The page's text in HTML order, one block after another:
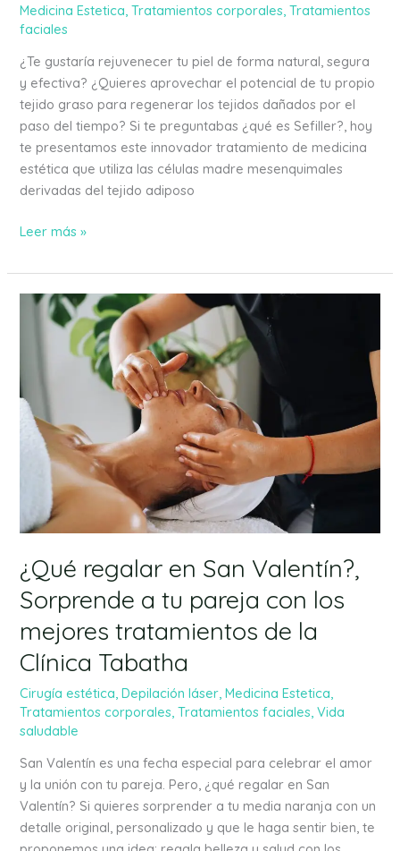
Medicina Estetica ,Tratamientos corporales ,Tratamientos
faciales
¿Te gustaría rejuvenecer tu piel de forma natural, segura
y efectiva? ¿Quieres aprovechar el potencial de tu propio
tejido graso para regenerar los tejidos dañados por el
paso del tiempo? Si te preguntabas ¿qué es Sefiller?, hoy
te presentamos este innovador tratamiento de medicina
estética que utiliza las células madre mesenquimales
derivadas del tejido adiposo
Leer más »
¿Qué regalar en San Valentín?,
Sorprende a tu pareja con los
mejores tratamientos de la
Clínica Tabatha
Cirugía estética ,Depilación láser ,Medicina Estetica
Tratamientos corporales ,Tratamientos faciales ,Vida
saludable
San Valentín es una fecha especial para celebrar el amor
y la unión con tu pareja. Pero, ¿qué regalar en San
Valentín? Si quieres sorprender a tu media naranja con un
detalle original, personalizado y que le haga sentir bien, te
¿Qué
regalar
Valentín?,
Sorprende
pareja
los
mejores
tratamientos
de
la
Clínica
Tabatha